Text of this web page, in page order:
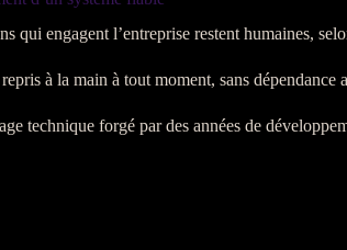
qui engagent l’entreprise restent humaines,
à la main à tout moment, sans dépendance
technique forgé par des années de